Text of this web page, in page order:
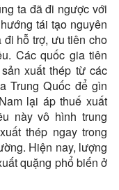
ta đã đi ngược với
tái tạo nguyên
hỗ trợ, ưu tiên cho
Các quốc gia tiên
xuất thép từ các
Trung Quốc để gìn
lại áp thuế xuất
này vô hình trung
thép ngay trong
Hiện nay, lượng
quặng phổ biến ở